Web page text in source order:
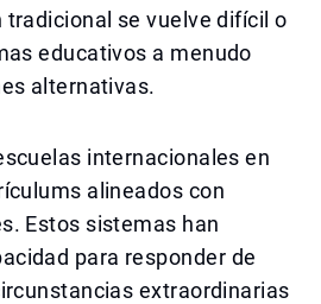
tradicional se vuelve difícil o
educativos a menudo
alternativas.
internacionales en
alineados con
Estos sistemas han
para responder de
extraordinarias